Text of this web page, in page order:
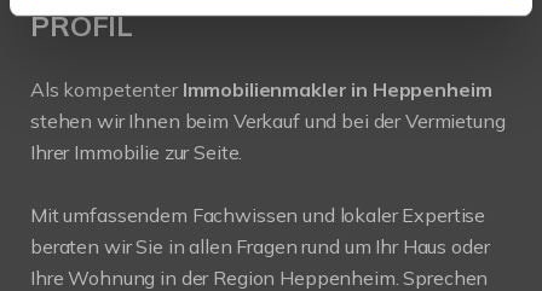
PROFIL
Als kompetenter Immobilienmakler in Heppenheim
stehen wir Ihnen beim Verkauf und bei der Vermietung
Ihrer Immobilie zur Seite.
Mit umfassendem Fachwissen und lokaler Expertise
beraten wir Sie in allen Fragen rund um Ihr Haus oder
Ihre Wohnung in der Region Heppenheim. Sprechen